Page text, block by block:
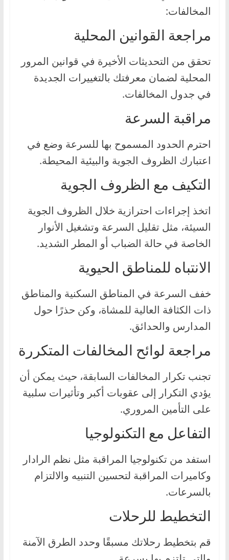
المخالفات:
مراجعة القوانين المحلية
تحقق من التحديثات الأخيرة في قوانين المرور
المحلية لضمان معرفتك بالتغييرات الجديدة
في جدول المخالفات.
مراقبة السرعة
احترم الحدود المسموح بها للسرعة وضع في
اعتبارك الظروف الجوية والبيئية المحيطة.
التكيف مع الظروف الجوية
اتخذ إجراءات احترازية خلال الظروف الجوية
السيئة، مثل تقليل السرعة وتشغيل الأنوار
الخاصة في حالة الضباب أو المطر الشديد.
الانتباه للمناطق الحيوية
خفف السرعة في المناطق السكنية والمناطق
ذات الكثافة العالية للمشاة، وكن حذرًا حول
المدارس والحدائق.
مراجعة لوائح المخالفات المتكررة
تجنب تكرار المخالفات السابقة، حيث يمكن أن
يؤدي التكرار إلى عقوبات أكبر وتأثيرات سلبية
على التأمين المروري.
التفاعل مع التكنولوجيا
استفد من تكنولوجيا المراقبة مثل نظم الرادار
وكاميرات المراقبة لتحسين التنبيه والالتزام
بالسرعات.
التخطيط للرحلات
قم بتخطيط رحلاتك مسبقًا وحدد الطرق الآمنة